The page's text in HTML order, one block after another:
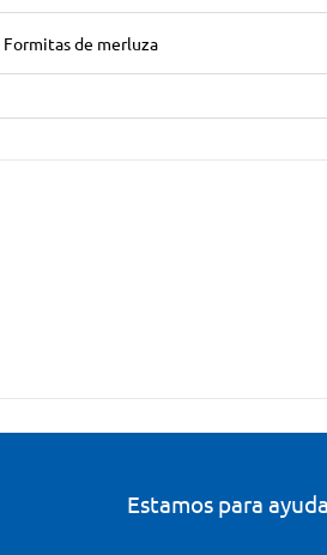
Formitas de merluza
Estamos para